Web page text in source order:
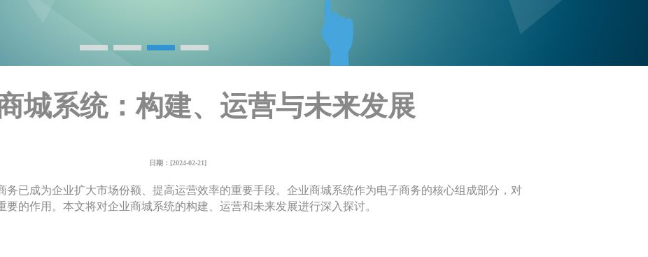
城系统：构建、运营与未来发展
日期：[2024-02-21]
务已成为企业扩大市场份额、提高运营效率的重要手段。企业商城系统作为电子商务的核心组成部分，对
的作用。本文将对企业商城系统的构建、运营和未来发展进行深入探讨。